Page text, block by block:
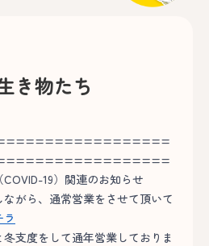
き物たち
19）関連のお知らせ
がら、通常営業をさせて頂いて
支度をして通年営業しておりま